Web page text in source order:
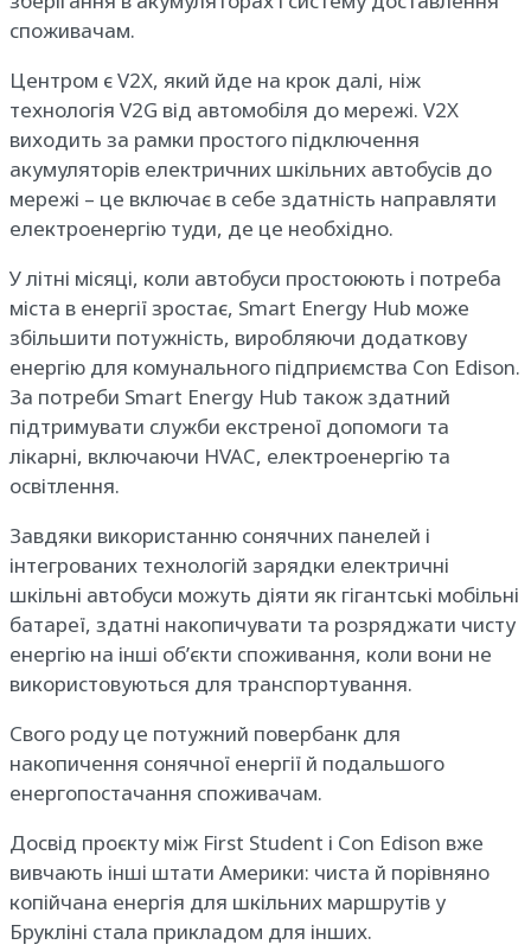
споживачам.
Центром є V2X, який йде на крок далі, ніж
технологія V2G від автомобіля до мережі. V2X
виходить за рамки простого підключення
акумуляторів електричних шкільних автобусів до
мережі – це включає в себе здатність направляти
електроенергію туди, де це необхідно.
У літні місяці, коли автобуси простоюють і потреба
міста в енергії зростає, Smart Energy Hub може
збільшити потужність, виробляючи додаткову
енергію для комунального підприємства Con Edison.
За потреби Smart Energy Hub також здатний
підтримувати служби екстреної допомоги та
лікарні, включаючи HVAC, електроенергію та
освітлення.
Завдяки використанню сонячних панелей і
інтегрованих технологій зарядки електричні
шкільні автобуси можуть діяти як гігантські мобільні
батареї, здатні накопичувати та розряджати чисту
енергію на інші об’єкти споживання, коли вони не
використовуються для транспортування.
Свого роду це потужний повербанк для
накопичення сонячної енергії й подальшого
енергопостачання споживачам.
Досвід проєкту між First Student і Con Edison вже
вивчають інші штати Америки: чиста й порівняно
копійчана енергія для шкільних маршрутів у
Брукліні стала прикладом для інших.